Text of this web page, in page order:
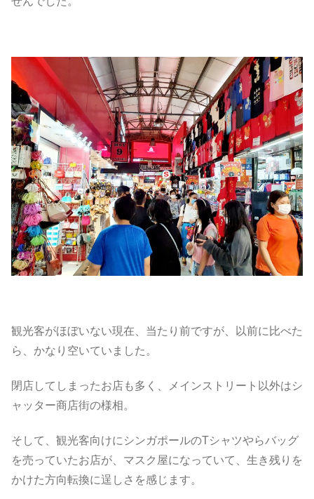
観光客がほぼいない現在、当たり前ですが、以前に比べた
ら、かなり空いていました。
閉店してしまったお店も多く、メインストリート以外はシ
ャッター商店街の様相。
そして、観光客向けにシンガポールのTシャツやらバッグ
を売っていたお店が、マスク屋になっていて、生き残りを
かけた方向転換に逞しさを感じます。